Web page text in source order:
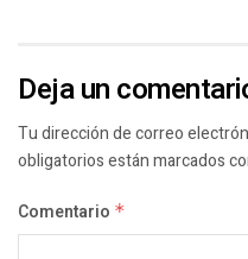
Deja un
Tu dirección de correo
obligatorios están marcados
Comentario *